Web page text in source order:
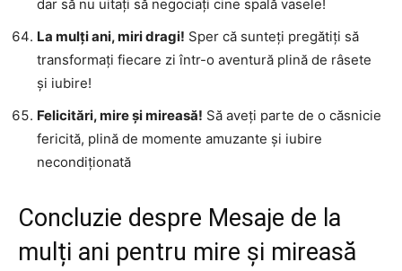
dar să nu uitați să negociați cine spală vasele!
La mulți ani, miri dragi! Sper că sunteți pregătiți să
transformați fiecare zi într-o aventură plină de râsete
și iubire!
Felicitări, mire și mireasă! Să aveți parte de o căsnicie
fericită, plină de momente amuzante și iubire
necondiționată
Concluzie despre Mesaje de la
mulți ani pentru mire și mireasă